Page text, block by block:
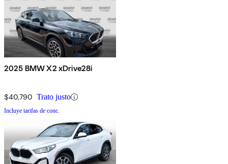
2025 BMW X2 xDrive28i
$40,790 Trato justo
Incluye tarifas de conc.